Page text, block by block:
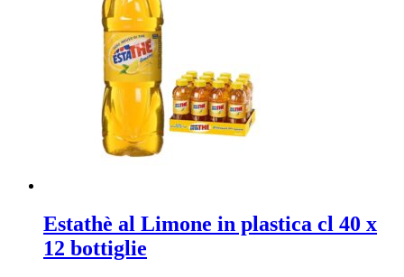
Estathè al Limone in plastica cl 40 x
12 bottiglie